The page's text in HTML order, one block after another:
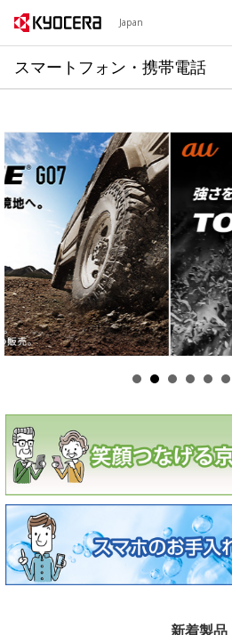
Japan
スマートフォン・携帯電話
新着製品